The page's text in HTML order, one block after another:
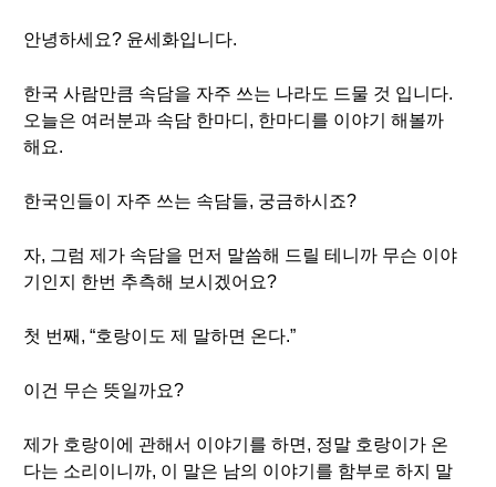
안녕하세요? 윤세화입니다.
한국 사람만큼 속담을 자주 쓰는 나라도 드물 것 입니다.
오늘은 여러분과 속담 한마디, 한마디를 이야기 해볼까
해요.
한국인들이 자주 쓰는 속담들, 궁금하시죠?
자, 그럼 제가 속담을 먼저 말씀해 드릴 테니까 무슨 이야
기인지 한번 추측해 보시겠어요?
첫 번째, “호랑이도 제 말하면 온다.”
이건 무슨 뜻일까요?
제가 호랑이에 관해서 이야기를 하면, 정말 호랑이가 온
다는 소리이니까, 이 말은 남의 이야기를 함부로 하지 말